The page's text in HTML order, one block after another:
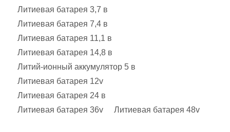
Литиевая батарея 3,7 в
Литиевая батарея 7,4 в
Литиевая батарея 11,1 в
Литиевая батарея 14,8 в
Литий-ионный аккумулятор 5 в
Литиевая батарея 12v
Литиевая батарея 24 в
Литиевая батарея 36v
Литиевая батарея 48v